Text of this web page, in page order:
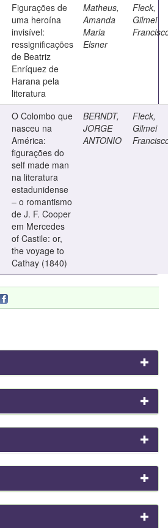
Figurações de
uma heroína
invisível:
ressignificações
de Beatriz
Enríquez de
Harana pela
literatura
Matheus,
Amanda
Maria
Elsner
Fleck,
Gilmei
O Colombo que
nasceu na
América:
figurações do
self made man
na literatura
estadunidense
– o romantismo
de J. F. Cooper
em Mercedes
of Castile: or,
the voyage to
Cathay (1840)
BERNDT,
JORGE
ANTONIO
Fleck,
Gilmei